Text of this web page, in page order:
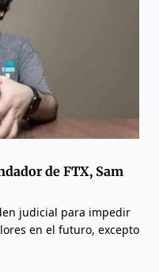
de FTX, Sam
judicial para impedir
en el futuro, excepto